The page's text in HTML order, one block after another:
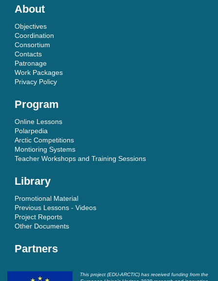
About
Objectives
Coordination
Consortium
Contacts
Patronage
Work Packages
Privacy Policy
Program
Online Lessons
Polarpedia
Arctic Competitions
Montioring Systems
Teacher Workshops and Training Sessions
Library
Promotional Material
Previous Lessons - Videos
Project Reports
Other Documents
Partners
This project (EDU-ARCTIC) has received funding from the